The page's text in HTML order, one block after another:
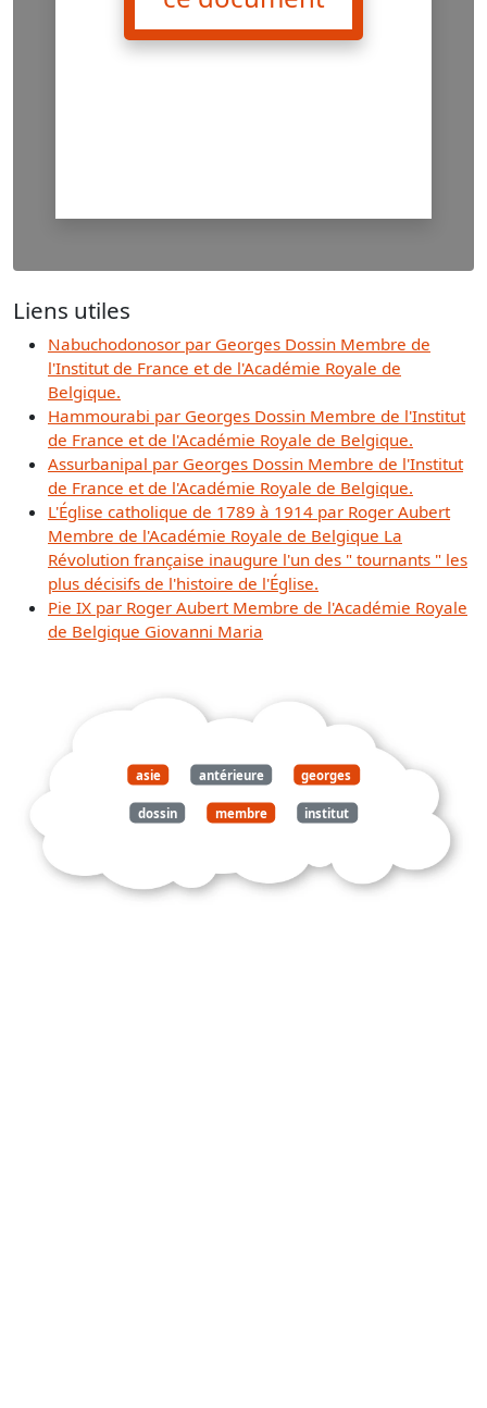
Liens utiles
Nabuchodonosor par Georges Dossin Membre de
l'Institut de France et de l'Académie Royale de
Belgique.
Hammourabi par Georges Dossin Membre de l'Institut
de France et de l'Académie Royale de Belgique.
Assurbanipal par Georges Dossin Membre de l'Institut
de France et de l'Académie Royale de Belgique.
L'Église catholique de 1789 à 1914 par Roger Aubert
Membre de l'Académie Royale de Belgique La
Révolution française inaugure l'un des " tournants " les
plus décisifs de l'histoire de l'Église.
Pie IX par Roger Aubert Membre de l'Académie Royale
de Belgique Giovanni Maria
asie antérieure georges
dossin membre institut
belgique